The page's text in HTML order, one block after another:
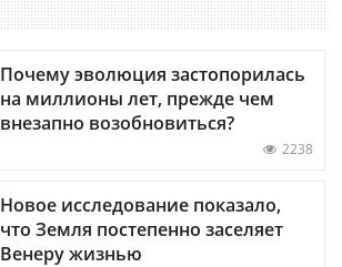
Почему эволюция застопорилась
на миллионы лет, прежде чем
внезапно возобновиться?
2238
Новое исследование показало,
что Земля постепенно заселяет
Венеру жизнью